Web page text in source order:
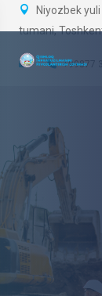
Niyozbek
tumani,
+99877